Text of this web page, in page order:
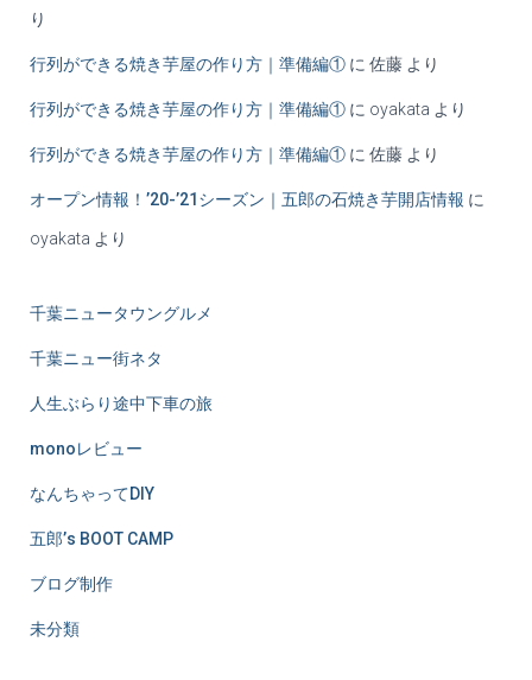
り
行列ができる焼き芋屋の作り方｜準備編① に 佐藤 より
行列ができる焼き芋屋の作り方｜準備編① に oyakata より
行列ができる焼き芋屋の作り方｜準備編① に 佐藤 より
オープン情報！’20-’21シーズン｜五郎の石焼き芋開店情報 に
oyakata より
千葉ニュータウングルメ
千葉ニュー街ネタ
人生ぶらり途中下車の旅
monoレビュー
なんちゃってDIY
五郎’s BOOT CAMP
ブログ制作
未分類